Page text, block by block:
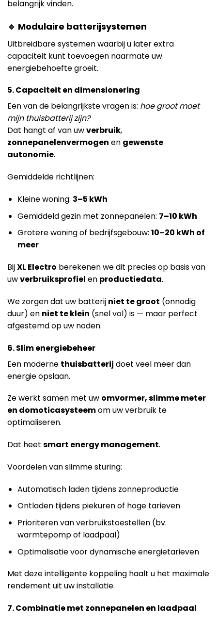
belangrijk vinden.
🔹 Modulaire batterijsystemen
Uitbreidbare systemen waarbij u later extra
capaciteit kunt toevoegen naarmate uw
energiebehoefte groeit.
5. Capaciteit en dimensionering
Een van de belangrijkste vragen is: hoe groot moet
mijn thuisbatterij zijn?
Dat hangt af van uwverbruik,
zonnepanelenvermogen en gewenste
autonomie.
Gemiddelde richtlijnen:
Kleine woning: 3–5 kWh
Gemiddeld gezin met zonnepanelen: 7–10 kWh
Grotere woning of bedrijfsgebouw: 10–20 kWh of
meer
BijXL Electro berekenen we dit precies op basis van
uwverbruiksprofiel en productiedata.
We zorgen dat uw batterij niet te groot (onnodig
duur) en niet te klein (snel vol) is — maar perfect
afgestemd op uw noden.
6. Slim energiebeheer
Een moderne thuisbatterij doet veel meer dan
energie opslaan.
Ze werkt samen met uw omvormer, slimme meter
en domoticasysteemom uw verbruik te
optimaliseren.
Dat heet smart energy management.
Voordelen van slimme sturing:
Automatisch laden tijdens zonneproductie
Ontladen tijdens piekuren of hoge tarieven
Prioriteren van verbruikstoestellen (bv.
warmtepomp of laadpaal)
Optimalisatie voor dynamische energietarieven
Met deze intelligente koppeling haalt u het maximale
rendement uit uw installatie.
7. Combinatie met zonnepanelen en laadpaal